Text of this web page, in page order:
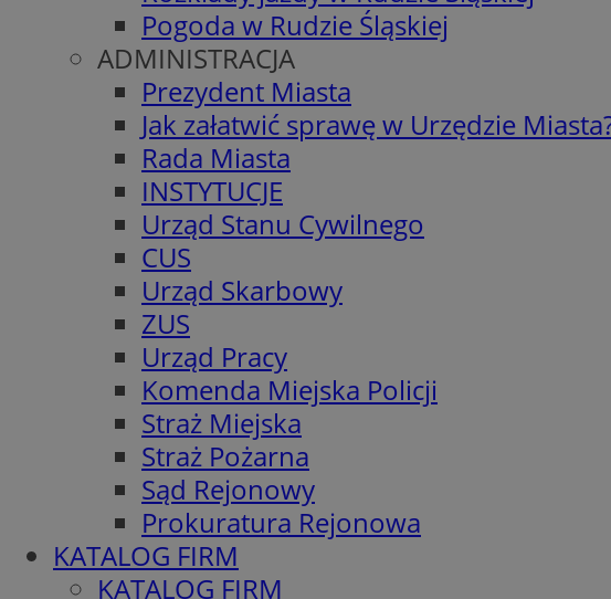
Pogoda w Rudzie Śląskiej
ADMINISTRACJA
Prezydent Miasta
Jak załatwić sprawę w Urzędzie
Rada Miasta
INSTYTUCJE
Urząd Stanu Cywilnego
CUS
Urząd Skarbowy
ZUS
Urząd Pracy
Komenda Miejska Policji
Straż Miejska
Straż Pożarna
Sąd Rejonowy
Prokuratura Rejonowa
KATALOG FIRM
KATALOG FIRM